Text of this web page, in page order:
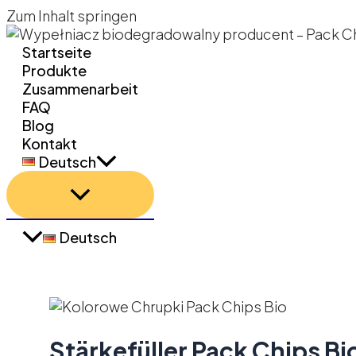
Zum Inhalt springen
Startseite
Produkte
Zusammenarbeit
FAQ
Blog
Kontakt
Deutsch
Deutsch